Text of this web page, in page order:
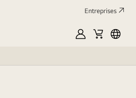
Entreprises​
MyLGCart